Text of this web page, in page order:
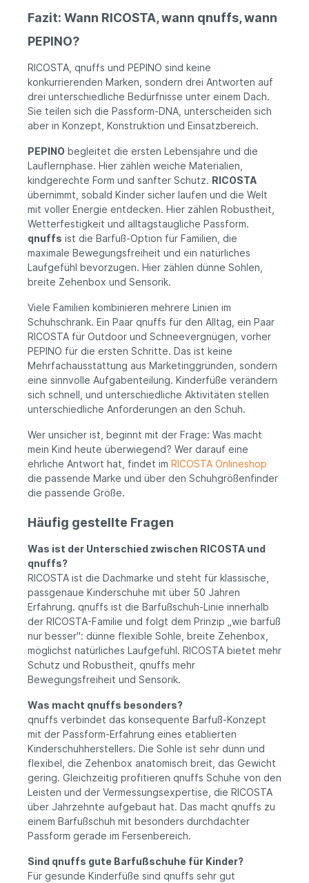
Fazit: Wann RICOSTA, wann qnuffs, wann
PEPINO?
RICOSTA, qnuffs und PEPINO sind keine
konkurrierenden Marken, sondern drei Antworten auf
drei unterschiedliche Bedürfnisse unter einem Dach.
Sie teilen sich die Passform-DNA, unterscheiden sich
aber in Konzept, Konstruktion und Einsatzbereich.
PEPINO begleitet die ersten Lebensjahre und die
Lauflernphase. Hier zählen weiche Materialien,
kindgerechte Form und sanfter Schutz. RICOSTA
übernimmt, sobald Kinder sicher laufen und die Welt
mit voller Energie entdecken. Hier zählen Robustheit,
Wetterfestigkeit und alltagstaugliche Passform.
qnuffs ist die Barfuß-Option für Familien, die
maximale Bewegungsfreiheit und ein natürliches
Laufgefühl bevorzugen. Hier zählen dünne Sohlen,
breite Zehenbox und Sensorik.
Viele Familien kombinieren mehrere Linien im
Schuhschrank. Ein Paar qnuffs für den Alltag, ein Paar
RICOSTA für Outdoor und Schneevergnügen, vorher
PEPINO für die ersten Schritte. Das ist keine
Mehrfachausstattung aus Marketinggründen, sondern
eine sinnvolle Aufgabenteilung. Kinderfüße verändern
sich schnell, und unterschiedliche Aktivitäten stellen
unterschiedliche Anforderungen an den Schuh.
Wer unsicher ist, beginnt mit der Frage: Was macht
mein Kind heute überwiegend? Wer darauf eine
ehrliche Antwort hat, findet im RICOSTA Onlineshop
die passende Marke und über den Schuhgrößenfinder
die passende Größe.
Häufig gestellte Fragen
Was ist der Unterschied zwischen RICOSTA und
qnuffs?
RICOSTA ist die Dachmarke und steht für klassische,
passgenaue Kinderschuhe mit über 50 Jahren
Erfahrung. qnuffs ist die Barfußschuh-Linie innerhalb
der RICOSTA-Familie und folgt dem Prinzip „wie barfuß
nur besser": dünne flexible Sohle, breite Zehenbox,
möglichst natürliches Laufgefühl. RICOSTA bietet mehr
Schutz und Robustheit, qnuffs mehr
Bewegungsfreiheit und Sensorik.
Was macht qnuffs besonders?
qnuffs verbindet das konsequente Barfuß-Konzept
mit der Passform-Erfahrung eines etablierten
Kinderschuhherstellers. Die Sohle ist sehr dünn und
flexibel, die Zehenbox anatomisch breit, das Gewicht
gering. Gleichzeitig profitieren qnuffs Schuhe von den
Leisten und der Vermessungsexpertise, die RICOSTA
über Jahrzehnte aufgebaut hat. Das macht qnuffs zu
einem Barfußschuh mit besonders durchdachter
Passform gerade im Fersenbereich.
Sind qnuffs gute Barfußschuhe für Kinder?
Für gesunde Kinderfüße sind qnuffs sehr gut